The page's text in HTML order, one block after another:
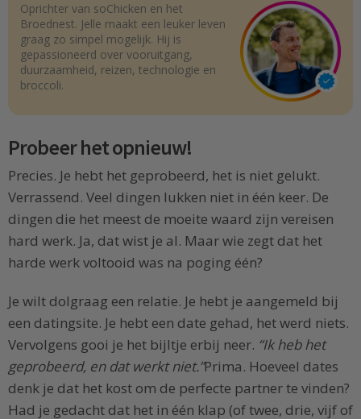
Oprichter van soChicken en het
Broednest. Jelle maakt een leuker leven
graag zo simpel mogelijk. Hij is
gepassioneerd over vooruitgang,
duurzaamheid, reizen, technologie en
broccoli.
Probeer het opnieuw!
Precies. Je hebt het geprobeerd, het is niet gelukt.
Verrassend. Veel dingen lukken niet in één keer. De
dingen die het meest de moeite waard zijn vereisen
hard werk. Ja, dat wist je al. Maar wie zegt dat het
harde werk voltooid was na poging één?
Je wilt dolgraag een relatie. Je hebt je aangemeld bij
een datingsite. Je hebt een date gehad, het werd niets.
Vervolgens gooi je het bijltje erbij neer. “Ik heb het
geprobeerd, en dat werkt niet.”Prima. Hoeveel dates
denk je dat het kost om de perfecte partner te vinden?
Had je gedacht dat het in één klap (of twee, drie, vijf of